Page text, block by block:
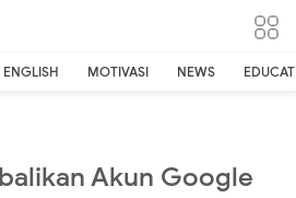
ENGLISH MOTIVASI NEWS
Akun Google